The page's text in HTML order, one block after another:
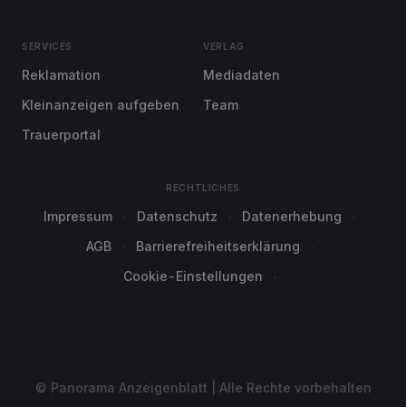
SERVICES
Reklamation
Kleinanzeigen aufgeben
Trauerportal
VERLAG
Mediadaten
Team
RECHTLICHES
Impressum Datenschutz
Datenerhebung
AGB
Barrierefreiheitserklärung
Cookie-Einstellungen
© Panorama Anzeigenblatt | Alle Rechte vorbehalten